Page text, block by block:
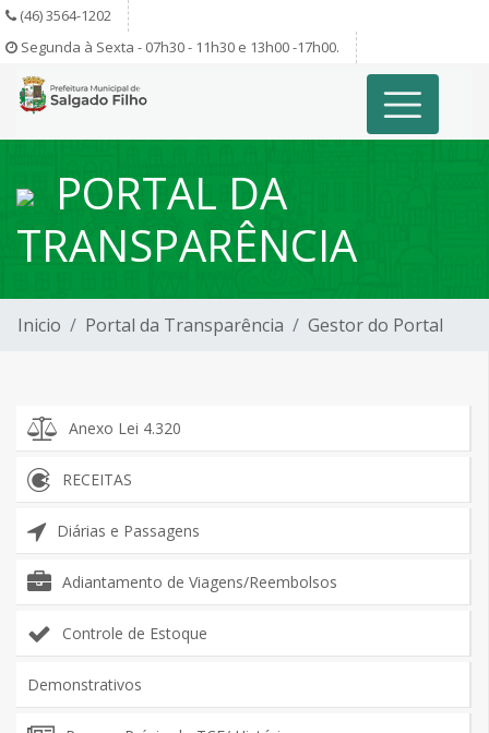
(46) 3564-1202
Segunda à Sexta - 07h30 - 11h30 e 13h00 -17h00.
PORTAL DA
TRANSPARÊNCIA
Inicio Portal da Transparência Gestor do Portal
Anexo Lei 4.320
RECEITAS
Diárias e Passagens
Adiantamento de Viagens/Reembolsos
Controle de Estoque
Demonstrativos